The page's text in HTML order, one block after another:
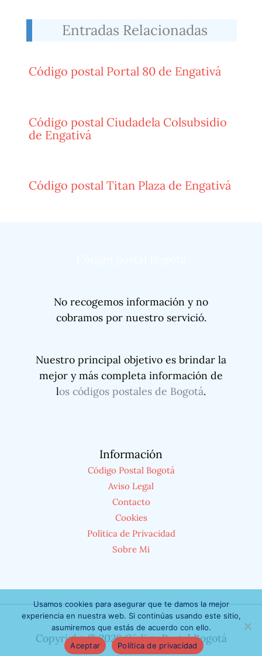
Entradas Relacionadas
Código postal Portal 80 de Engativá
Código postal Ciudadela Colsubsidio
de Engativá
Código postal Titan Plaza de Engativá
No recogemos información y no
cobramos por nuestro servició.
Nuestro principal objetivo es brindar la
mejor y más completa información de
los códigos postales de Bogotá.
Información
Código Postal Bogotá
Aviso Legal
Contacto
Cookies
Política de Privacidad
Sobre Mi
Copyright © 2026 Código Postal Bogotá
Usamos cookies para asegurar que te damos la mejor
experiencia en nuestra web. Si continúas usando este sitio,
asumiremos que estás de acuerdo con ello.
Aceptar
Política de privacidad